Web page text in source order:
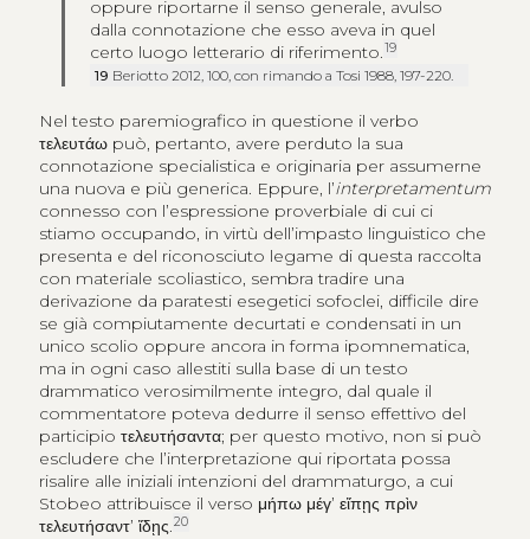
oppure riportarne il senso generale, avulso
dalla connotazione che esso aveva in quel
certo luogo letterario di riferimento.19
19 Beriotto 2012, 100, con rimando a Tosi 1988, 197-220.
Nel testo paremiografico in questione il verbo
τελευτάωpuò, pertanto, avere perduto la sua
connotazione specialistica e originaria per assumerne
una nuova e più generica. Eppure, l’interpretamentum
connesso con l’espressione proverbiale di cui ci
stiamo occupando, in virtù dell’impasto linguistico che
presenta e del riconosciuto legame di questa raccolta
con materiale scoliastico, sembra tradire una
derivazione da paratesti esegetici sofoclei, difficile dire
se già compiutamente decurtati e condensati in un
unico scolio oppure ancora in forma ipomnematica,
ma in ogni caso allestiti sulla base di un testo
drammatico verosimilmente integro, dal quale il
commentatore poteva dedurre il senso effettivo del
participio τελευτήσαντα; per questo motivo, non si può
escludere che l’interpretazione qui riportata possa
risalire alle iniziali intenzioni del drammaturgo, a cui
Stobeo attribuisce il verso μήπω μέγ’ εἴπῃς πρὶν
τελευτήσαντ’ ἴδῃς.20